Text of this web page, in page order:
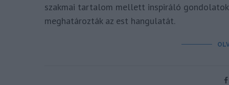
szakmai tartalom mellett inspiráló
meghatározták az est hangulatát.